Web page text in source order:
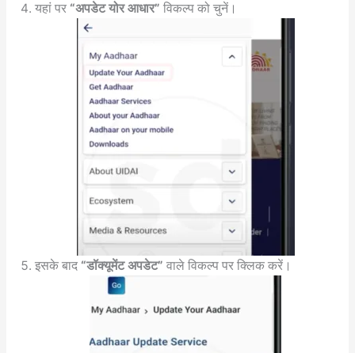
यहां पर “अपडेट योर आधार” विकल्प को चुनें।
इसके बाद “डॉक्यूमेंट अपडेट” वाले विकल्प पर क्लिक करें।